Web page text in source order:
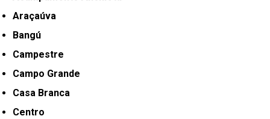
Araçaúva
Bangú
Campestre
Campo Grande
Casa Branca
Centro